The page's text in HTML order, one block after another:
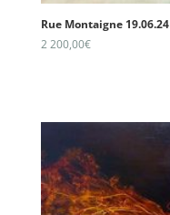
Rue Montaigne 19.06.24
2 200,00€